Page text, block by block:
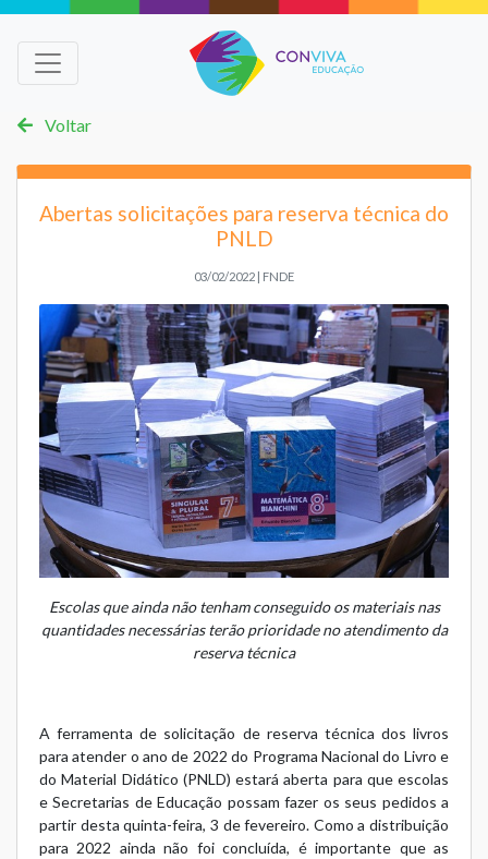
Voltar
Abertas solicitações para reserva técnica do
PNLD
03/02/2022 | FNDE
Escolas que ainda não tenham conseguido os materiais nas
quantidades necessárias terão prioridade no atendimento da
reserva técnica
A ferramenta de solicitação de reserva técnica dos livros
para atender o ano de 2022 do Programa Nacional do Livro e
do Material Didático (PNLD) estará aberta para que escolas
e Secretarias de Educação possam fazer os seus pedidos a
partir desta quinta-feira, 3 de fevereiro. Como a distribuição
para 2022 ainda não foi concluída, é importante que as